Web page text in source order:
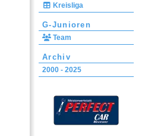
Kreisliga
G-Junioren
Team
Archiv
2000 - 2025